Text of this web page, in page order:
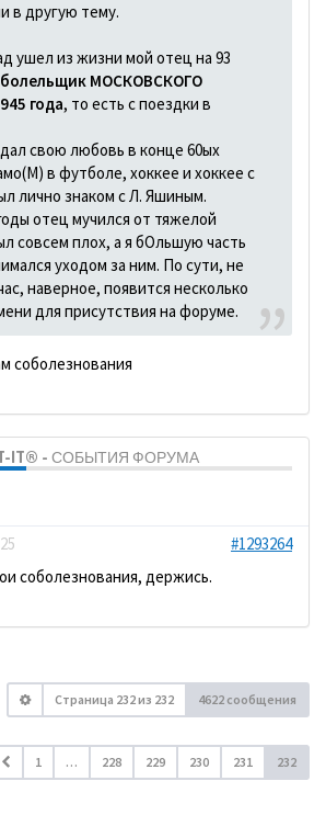
в другую тему.
ушел из жизни мой отец на 93
болельщик МОСКОВСКОГО
года, то есть с поездки в
свою любовь в конце 60ых
в футболе, хоккее и хоккее с
лично знаком с Л. Яшиным.
отец мучился от тяжелой
совсем плох, а я бОльшую часть
уходом за ним. По сути, не
наверное, появится несколько
для присутствия на форуме.
соболезнования
IT® - СОБЫТИЯ ФОРУМА
#1293264
соболезнования, держись.
Страница 232из 232 4622 сообщения
1 … 228 229 230 231 232